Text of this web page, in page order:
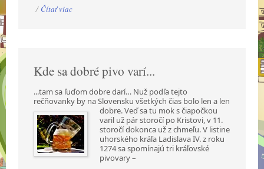
/ Čítať viac
Kde sa dobré pivo varí...
...tam sa ľuďom dobre darí… Nuž podľa tejto
rečňovanky by na Slovensku všetkých čias bolo len a len
dobre. Veď sa tu mok s čiapočkou
varil už pár storočí po Kristovi, v 11.
storočí dokonca už z chmeľu. V listine
uhorského kráľa Ladislava IV. z roku
1274 sa spomínajú tri kráľovské
pivovary –